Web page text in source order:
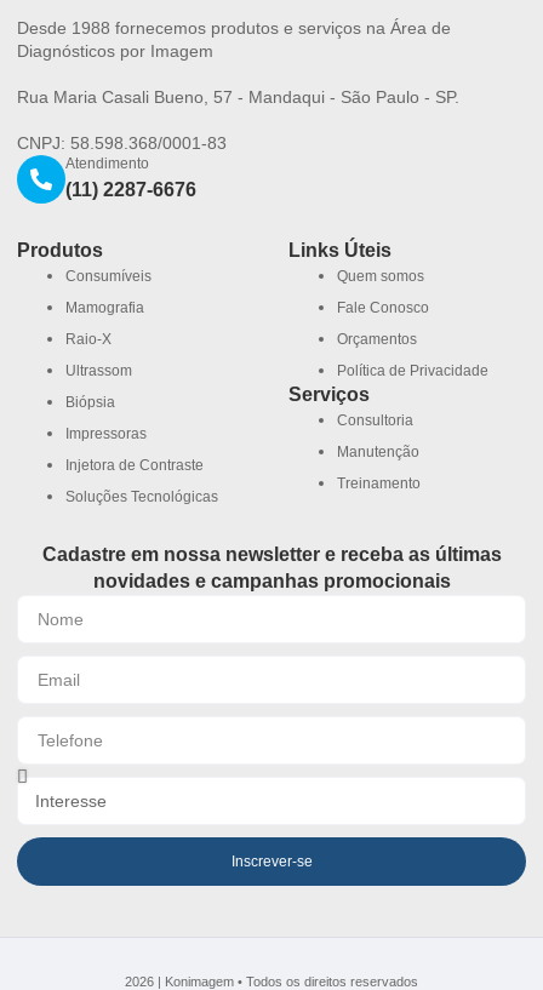
Desde 1988 fornecemos produtos e serviços na Área de
Diagnósticos por Imagem
Rua Maria Casali Bueno, 57 - Mandaqui - São Paulo - SP.
CNPJ: 58.598.368/0001-83
Atendimento
(11) 2287-6676
Produtos
Consumíveis
Mamografia
Raio-X
Ultrassom
Biópsia
Impressoras
Injetora de Contraste
Soluções Tecnológicas
Links Úteis
Quem somos
Fale Conosco
Orçamentos
Política de Privacidade
Serviços
Consultoria
Manutenção
Treinamento
Cadastre em nossa newsletter e receba as últimas
novidades e campanhas promocionais
Inscrever-se
2026 | Konimagem • Todos os direitos reservados